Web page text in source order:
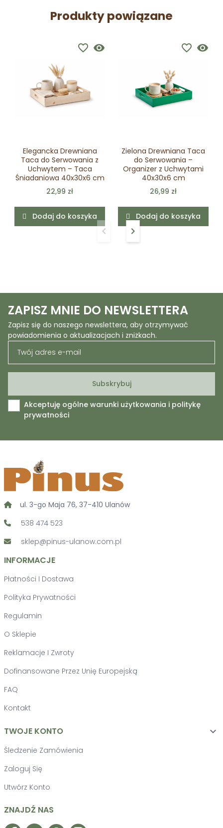
Produkty powiązane
visibility
favorite_border
Elegancka Drewniana
Taca do Serwowania z
Uchwytem – Taca
Śniadaniowa 40x30x6 cm
22,99 zł
Dodaj do koszyka
visibility
favorite_border
Zielona Drewniana Taca
do Serwowania –
Organizer z Uchwytami
40x30x6 cm
26,99 zł
Dodaj do koszyka
Poprzedni
keyboard_arrow_left Następny
keyboard_arrow_right
ZAPISZ MNIE DO NEWSLETTERA
Zapisz się do naszego newslettera, aby otrzymywać
powiadomienia o aktualizacjach i zniżkach.
Akceptuję ogólne warunki użytkowania i politykę
prywatności
ul. 3-go Maja 76, 37-410 Ulanów
538 474 523
sklep@pinus-ulanow.com.pl
INFORMACJE
Płatności I Dostawa
Polityka Prywatności
Regulamin
O Sklepie
Reklamacje I Zwroty
Dofinansowane Przez Unię Europejską
FAQ
Kontakt
TWOJE KONTO 
Śledzenie Zamówienia
Zaloguj Się
Utwórz Konto
ZNAJDŹ NAS